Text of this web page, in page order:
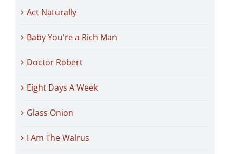
Act Naturally
Baby You're a Rich Man
Doctor Robert
Eight Days A Week
Glass Onion
I Am The Walrus